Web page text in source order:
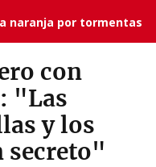
naranja por tormentas
con
"Las
y los
secreto"